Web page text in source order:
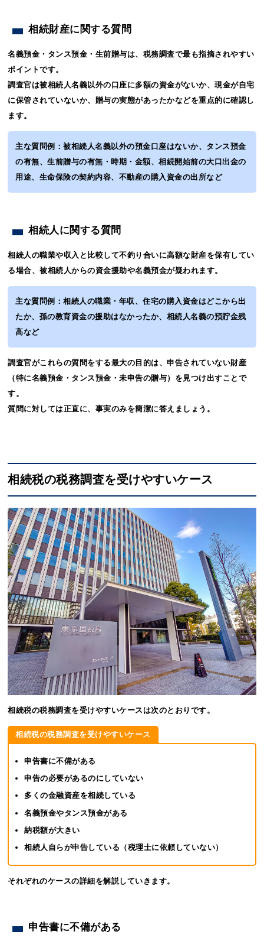
相続財産に関する質問
名義預金・タンス預金・生前贈与は、税務調査で最も指摘されやすい
ポイントです。
調査官は被相続人名義以外の口座に多額の資金がないか、現金が自宅
に保管されていないか、贈与の実態があったかなどを重点的に確認し
ます。
主な質問例：被相続人名義以外の預金口座はないか、タンス預金
の有無、生前贈与の有無・時期・金額、相続開始前の大口出金の
用途、生命保険の契約内容、不動産の購入資金の出所など
相続人に関する質問
相続人の職業や収入と比較して不釣り合いに高額な財産を保有してい
る場合、被相続人からの資金援助や名義預金が疑われます。
主な質問例：相続人の職業・年収、住宅の購入資金はどこから出
たか、孫の教育資金の援助はなかったか、相続人名義の預貯金残
高など
調査官がこれらの質問をする最大の目的は、申告されていない財産
（特に名義預金・タンス預金・未申告の贈与）を見つけ出すことで
す。
質問に対しては正直に、事実のみを簡潔に答えましょう。
相続税の税務調査を受けやすいケース
相続税の税務調査を受けやすいケースは次のとおりです。
相続税の税務調査を受けやすいケース
申告書に不備がある
申告の必要があるのにしていない
多くの金融資産を相続している
名義預金やタンス預金がある
納税額が大きい
相続人自らが申告している（税理士に依頼していない）
それぞれのケースの詳細を解説していきます。
申告書に不備がある